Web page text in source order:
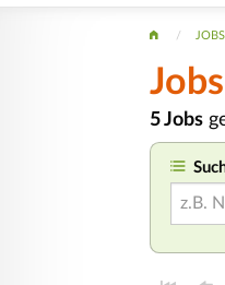
JOBS
5 Jobs